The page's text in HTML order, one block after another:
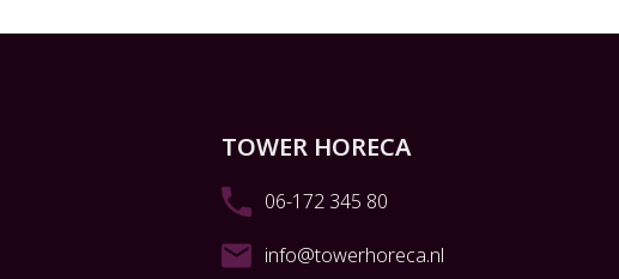
TOWER HORECA
06-172 345 80
info@towerhoreca.nl